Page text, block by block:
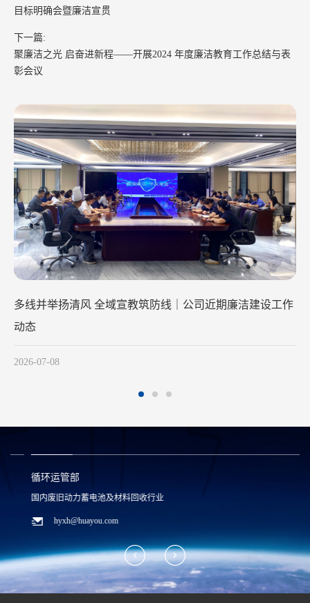
作 清风润初心 廉洁践使命
目标明确会暨廉洁宣贯
下一篇:
聚廉洁之光 启奋进新程——开展2024 年度廉洁教育工作总结与表
彰会议
循环运管部
国内废旧动力蓄电池及材料回收行业
hyxh@huayou.com